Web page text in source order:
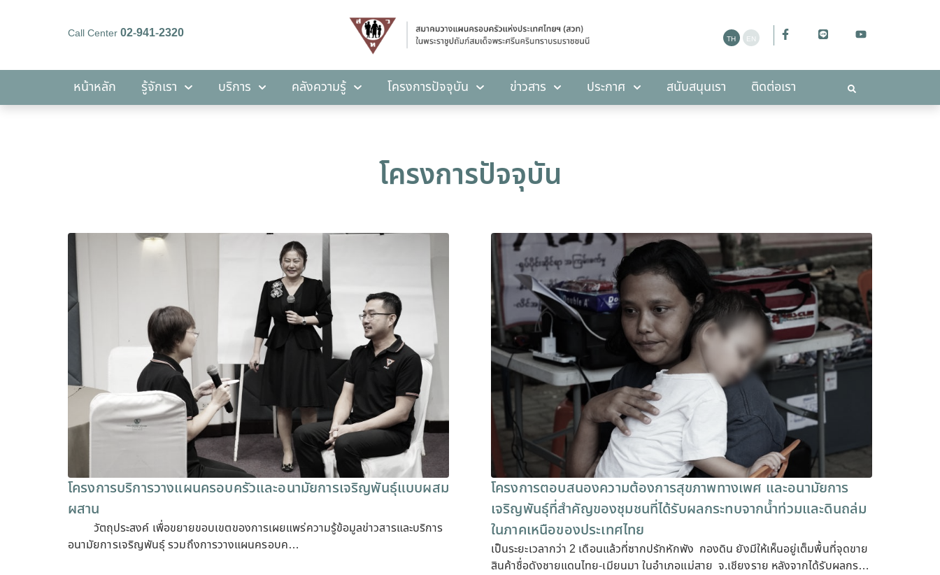
Call Center02-941-2320
หน้าหลัก รู้จักเรา บริการ คลังความรู้ โครงการปัจจุบัน ข่าวสาร ประกาศ สนับสนุนเรา ติดต่อเรา
คลังความรู้ โครงการปัจจุบัน สนับสนุนเรา
โครงการปัจจุบัน
โครงการบริการวางแผนครอบครัวและอนามัยการเจริญพันธุ์แบบผสม
ผสาน
วัตถุประสงค์ เพื่อขยายขอบเขตของการเผยแพร่ความรู้ข้อมูลข่าวสารและบริการ
อนามัยการเจริญพันธุ์ รวมถึงการวางแผนครอบค…
โครงการตอบสนองความต้องการสุขภาพทางเพศ และอนามัยการ
เจริญพันธุ์ที่สำคัญของชุมชนที่ได้รับผลกระทบจากน้ำท่วมและดินถล่ม
ในภาคเหนือของประเทศไทย
เป็นระยะเวลากว่า 2 เดือนแล้วที่ซากปรักหักพัง กองดิน ยังมีให้เห็นอยู่เต็มพื้นที่จุดขาย
สินค้าชื่อดังชายแดนไทย-เมียนมา ในอำเภอแม่สาย จ.เชียงราย หลังจากได้รับผลกร…